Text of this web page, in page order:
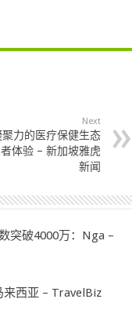
Next
力的医疗保健生态
体验 – 新加坡雅虎
新闻
突破4000万：Nga –
西亚 – TravelBiz